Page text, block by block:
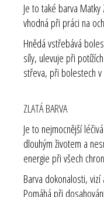
Je to také barva
vhodná při práci na
Hnědá vstřebává
síly, ulevuje při
střeva, při bolestech v
ZLATÁ BARVA
Je to nejmocnější
dlouhým životem a
energie při všech
Barva dokonalosti,
Pomáhá při